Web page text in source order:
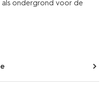
ondergrond voor de